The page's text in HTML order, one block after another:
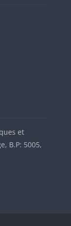
et
B.P: 5005,